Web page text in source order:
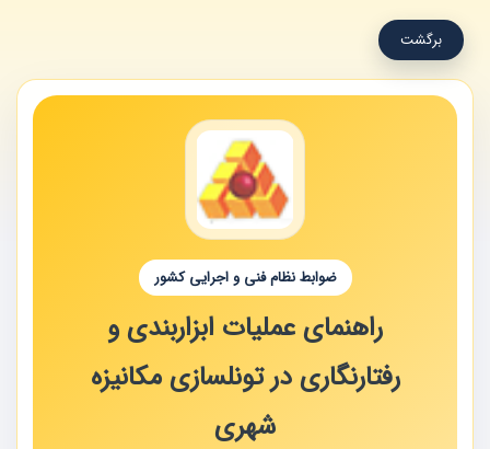
برگشت
ضوابط نظام فنی و اجرایی کشور
راهنمای عملیات ابزاربندی و
رفتارنگاری در تونلسازی مکانیزه
شهری